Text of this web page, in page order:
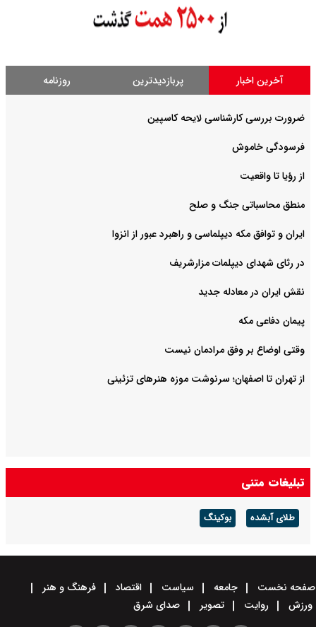
آخرین اخبار پربازدیدترین روزنامه
ضرورت بررسی کارشناسی لایحه کاسپین
فرسودگی خاموش
از رؤیا تا واقعیت
منطق محاسباتی جنگ و صلح
ایران و توافق مکه دیپلماسی و راهبرد عبور از انزوا
در رثای شهدای دیپلمات مزارشریف
نقش ایران در معادله جدید
پیمان دفاعی مکه
وقتی اوضاع بر وفق مرادمان نیست
از تهران تا اصفهان؛ سرنوشت موزه هنرهای تزئینی
تبلیغات متنی
طلای آبشده بوکینگ
صفحه نخست جامعه سیاست اقتصاد
فرهنگ و هنر
ورزش
روایت تصویر صدای شرق